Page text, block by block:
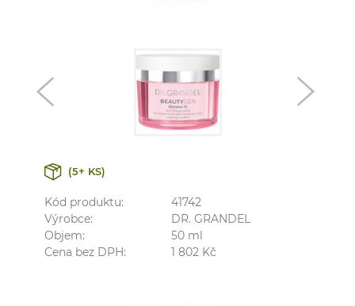
(5+ KS)
Kód produktu:
41742
Výrobce:
DR. GRANDEL
Objem:
50 ml
Cena bez DPH:
1 802 Kč